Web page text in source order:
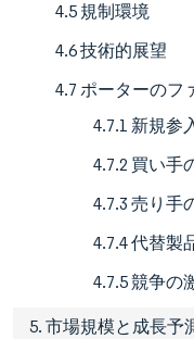
4.5 規制環境
4.6 技術的展望
4.7 ポーターのフ
4.7.1 新規参
4.7.2 買い手
4.7.3 売り手
4.7.4 代替製
4.7.5 競争の
5. 市場規模と成長予